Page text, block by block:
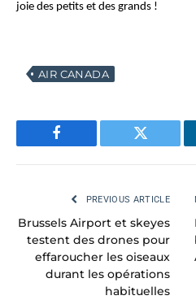
joie des petits et des grands !
AIR CANADA
Facebook Twitter
PREVIOUS ARTICLE
Brussels Airport et skeyes
testent des drones pour
effaroucher les oiseaux
durant les opérations
habituelles